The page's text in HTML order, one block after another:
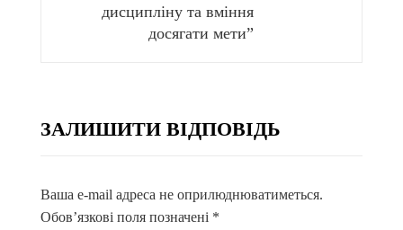
дисципліну та вміння
досягати мети”
ЗАЛИШИТИ ВІДПОВІДЬ
Ваша e-mail адреса не оприлюднюватиметься.
Обов’язкові поля позначені *